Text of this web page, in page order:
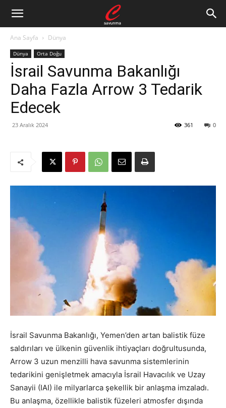
Ana Sayfa Dünya
Dünya Orta Doğu
İsrail Savunma Bakanlığı
Daha Fazla Arrow 3 Tedarik
Edecek
23 Aralık 2024 0
361
İsrail Savunma Bakanlığı, Yemen’den artan balistik füze
saldırıları ve ülkenin güvenlik ihtiyaçları doğrultusunda,
Arrow 3 uzun menzilli hava savunma sistemlerinin
tedarikini genişletmek amacıyla İsrail Havacılık ve Uzay
Sanayii (IAI) ile milyarlarca şekellik bir anlaşma imzaladı.
Bu anlaşma, özellikle balistik füzeleri atmosfer dışında